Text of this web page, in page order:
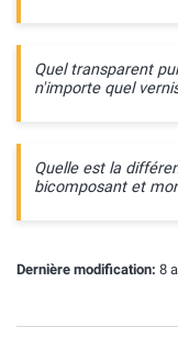
Quel transparent
n'importe quel
Quelle est la
bicomposant et
Dernière modification: 8